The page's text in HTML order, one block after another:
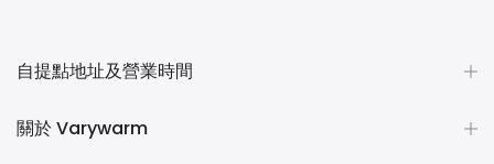
自提點地址及營業時間
關於 Varywarm